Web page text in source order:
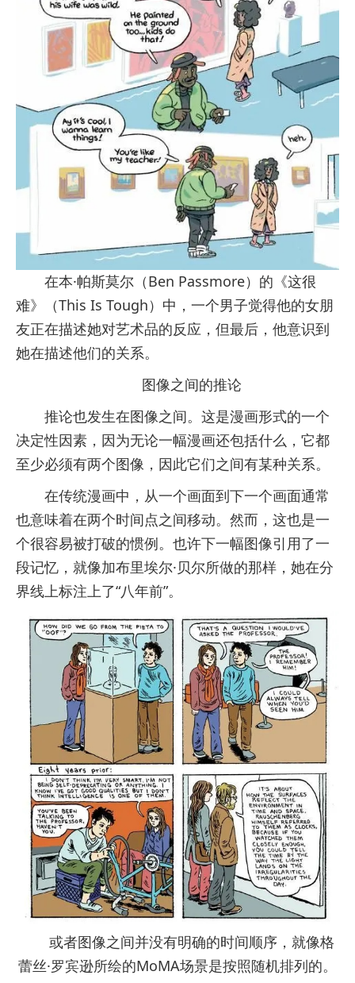
在本·帕斯莫尔（Ben Passmore）的《这很
难》（This Is Tough）中，一个男子觉得他的女朋
友正在描述她对艺术品的反应，但最后，他意识到
她在描述他们的关系。
图像之间的推论
推论也发生在图像之间。这是漫画形式的一个
决定性因素，因为无论一幅漫画还包括什么，它都
至少必须有两个图像，因此它们之间有某种关系。
在传统漫画中，从一个画面到下一个画面通常
也意味着在两个时间点之间移动。然而，这也是一
个很容易被打破的惯例。也许下一幅图像引用了一
段记忆，就像加布里埃尔·贝尔所做的那样，她在分
界线上标注上了“八年前”。
或者图像之间并没有明确的时间顺序，就像格
蕾丝·罗宾逊所绘的MoMA场景是按照随机排列的。